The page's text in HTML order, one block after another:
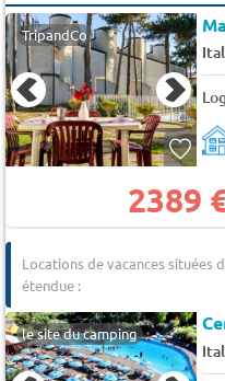
TripandCo
2389
Locations de vacances situées
étendue :
le site du camping